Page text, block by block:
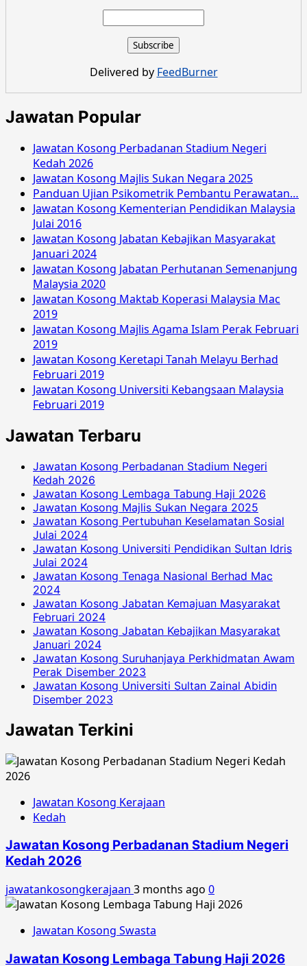
Mac
2019
Delivered by FeedBurner
Jawatan Popular
Jawatan Kosong Perbadanan Stadium Negeri
Kedah 2026
Jawatan Kosong Majlis Sukan Negara 2025
Panduan Ujian Psikometrik Pembantu Perawatan…
Jawatan Kosong Kementerian Pendidikan Malaysia
Julai 2016
Jawatan Kosong Jabatan Kebajikan Masyarakat
Januari 2024
Jawatan Kosong Jabatan Perhutanan Semenanjung
Malaysia 2020
Jawatan Kosong Maktab Koperasi Malaysia Mac
2019
Jawatan Kosong Majlis Agama Islam Perak Februari
2019
Jawatan Kosong Keretapi Tanah Melayu Berhad
Februari 2019
Jawatan Kosong Universiti Kebangsaan Malaysia
Februari 2019
Jawatan Terbaru
Jawatan Kosong Perbadanan Stadium Negeri
Kedah 2026
Jawatan Kosong Lembaga Tabung Haji 2026
Jawatan Kosong Majlis Sukan Negara 2025
Jawatan Kosong Pertubuhan Keselamatan Sosial
Julai 2024
Jawatan Kosong Universiti Pendidikan Sultan Idris
Julai 2024
Jawatan Kosong Tenaga Nasional Berhad Mac
2024
Jawatan Kosong Jabatan Kemajuan Masyarakat
Februari 2024
Jawatan Kosong Jabatan Kebajikan Masyarakat
Januari 2024
Jawatan Kosong Suruhanjaya Perkhidmatan Awam
Perak Disember 2023
Jawatan Kosong Universiti Sultan Zainal Abidin
Disember 2023
Jawatan Terkini
Jawatan Kosong Kerajaan
Kedah
Jawatan Kosong Perbadanan Stadium Negeri
Kedah 2026
jawatankosongkerajaan 3 months ago 0
Jawatan Kosong Swasta
Jawatan Kosong Lembaga Tabung Haji 2026